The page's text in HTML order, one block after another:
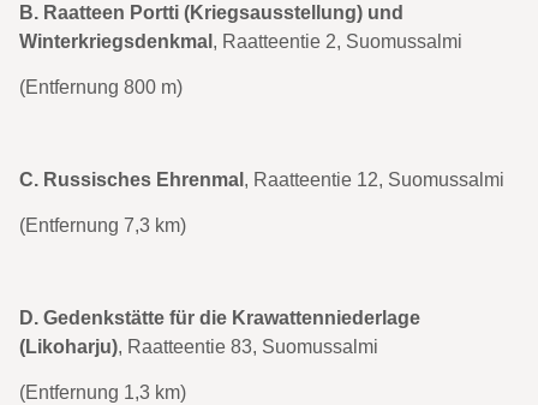
B. Raatteen Portti (Kriegsausstellung) und
Winterkriegsdenkmal , Raatteentie 2, Suomussalmi
(Entfernung 800 m)
C. Russisches Ehrenmal , Raatteentie 12, Suomussalmi
(Entfernung 7,3 km)
D. Gedenkstätte für die Krawattenniederlage
(Likoharju), Raatteentie 83, Suomussalmi
(Entfernung 1,3 km)